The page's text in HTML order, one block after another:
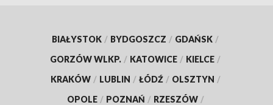
BIAŁYSTOK / BYDGOSZCZ / GDAŃSK /
GORZÓW WLKP. / KATOWICE / KIELCE /
KRAKÓW / LUBLIN / ŁÓDŹ / OLSZTYN /
OPOLE / POZNAŃ / RZESZÓW /